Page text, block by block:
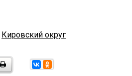
Кировский округ